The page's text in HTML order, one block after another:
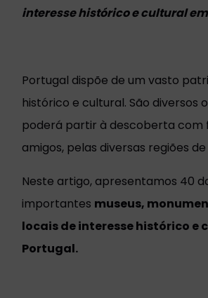
interesse histórico e cultural
Portugal dispõe de um vasto
histórico e cultural. São diversos
poderá partir à descoberta com
amigos, pelas diversas regiões
Neste artigo, apresentamos 40
importantes museus,
locais de interesse histórico e
Portugal.